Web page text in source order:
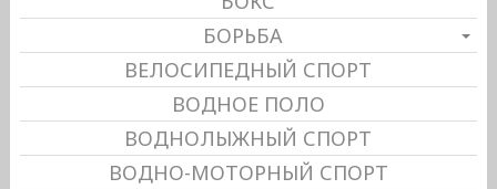
БОРЬБА
ВЕЛОСИПЕДНЫЙ СПОРТ
ВОДНОЕ ПОЛО
ВОДНОЛЫЖНЫЙ СПОРТ
ВОДНО-МОТОРНЫЙ СПОРТ